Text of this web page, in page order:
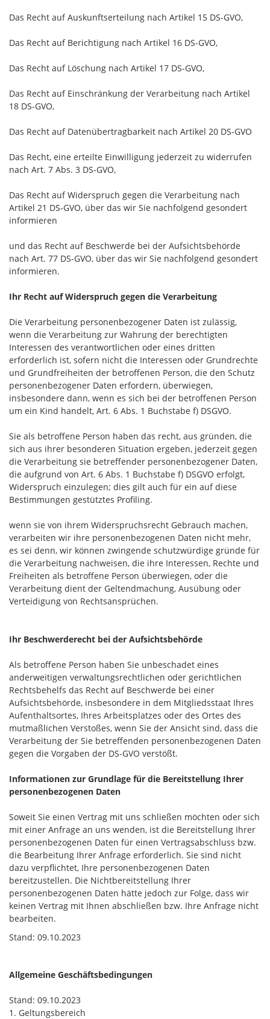
Das Recht auf Auskunftserteilung nach Artikel 15 DS-GVO,
Das Recht auf Berichtigung nach Artikel 16 DS-GVO,
Das Recht auf Löschung nach Artikel 17 DS-GVO,
Das Recht auf Einschränkung der Verarbeitung nach Artikel
18 DS-GVO,
Das Recht auf Datenübertragbarkeit nach Artikel 20 DS-GVO
Das Recht, eine erteilte Einwilligung jederzeit zu widerrufen
nach Art. 7 Abs. 3 DS-GVO,
Das Recht auf Widerspruch gegen die Verarbeitung nach
Artikel 21 DS-GVO, über das wir Sie nachfolgend gesondert
informieren
und das Recht auf Beschwerde bei der Aufsichtsbehörde
nach Art. 77 DS-GVO, über das wir Sie nachfolgend gesondert
informieren.
Ihr Recht auf Widerspruch gegen die Verarbeitung
Die Verarbeitung personenbezogener Daten ist zulässig,
wenn die Verarbeitung zur Wahrung der berechtigten
Interessen des verantwortlichen oder eines dritten
erforderlich ist, sofern nicht die Interessen oder Grundrechte
und Grundfreiheiten der betroffenen Person, die den Schutz
personenbezogener Daten erfordern, überwiegen,
insbesondere dann, wenn es sich bei der betroffenen Person
um ein Kind handelt, Art. 6 Abs. 1 Buchstabe f) DSGVO.
Sie als betroffene Person haben das recht, aus gründen, die
sich aus ihrer besonderen Situation ergeben, jederzeit gegen
die Verarbeitung sie betreffender personenbezogener Daten,
die aufgrund von Art. 6 Abs. 1 Buchstabe f) DSGVO erfolgt,
Widerspruch einzulegen; dies gilt auch für ein auf diese
Bestimmungen gestütztes Profiling.
wenn sie von ihrem Widerspruchsrecht Gebrauch machen,
verarbeiten wir ihre personenbezogenen Daten nicht mehr,
es sei denn, wir können zwingende schutzwürdige gründe für
die Verarbeitung nachweisen, die ihre Interessen, Rechte und
Freiheiten als betroffene Person überwiegen, oder die
Verarbeitung dient der Geltendmachung, Ausübung oder
Verteidigung von Rechtsansprüchen.
Ihr Beschwerderecht bei der Aufsichtsbehörde
Als betroffene Person haben Sie unbeschadet eines
anderweitigen verwaltungsrechtlichen oder gerichtlichen
Rechtsbehelfs das Recht auf Beschwerde bei einer
Aufsichtsbehörde, insbesondere in dem Mitgliedsstaat Ihres
Aufenthaltsortes, Ihres Arbeitsplatzes oder des Ortes des
mutmaßlichen Verstoßes, wenn Sie der Ansicht sind, dass die
Verarbeitung der Sie betreffenden personenbezogenen Daten
gegen die Vorgaben der DS-GVO verstößt.
Informationen zur Grundlage für die Bereitstellung Ihrer
personenbezogenen Daten
Soweit Sie einen Vertrag mit uns schließen möchten oder sich
mit einer Anfrage an uns wenden, ist die Bereitstellung Ihrer
personenbezogenen Daten für einen Vertragsabschluss bzw.
die Bearbeitung Ihrer Anfrage erforderlich. Sie sind nicht
dazu verpflichtet, Ihre personenbezogenen Daten
bereitzustellen. Die Nichtbereitstellung Ihrer
personenbezogenen Daten hätte jedoch zur Folge, dass wir
keinen Vertrag mit Ihnen abschließen bzw. Ihre Anfrage nicht
bearbeiten.
Stand: 09.10.2023
Allgemeine Geschäftsbedingungen
Stand: 09.10.2023
1. Geltungsbereich